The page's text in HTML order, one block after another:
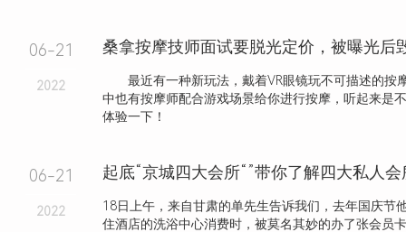
06-21
2022
桑拿按摩技师面试要脱光定价，被曝光后
最近有一种新玩法，戴着VR眼镜玩不可描述的按
中也有按摩师配合游戏场景给你进行按摩，听起来是
体验一下！
06-21
2022
起底“京城四大会所“”带你了解四大私人
18日上午，来自甘肃的单先生告诉我们，去年国庆节
住酒店的洗浴中心消费时，被莫名其妙的办了张会员